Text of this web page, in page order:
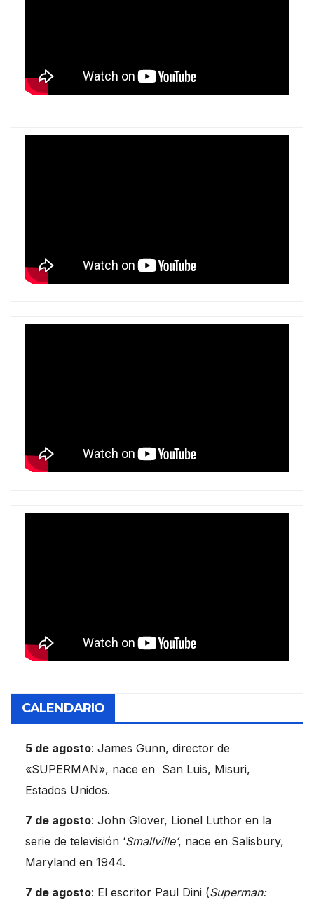
CALENDARIO
5 de agosto: James Gunn, director de
«SUPERMAN», nace en San Luis, Misuri,
Estados Unidos.
7 de agosto: John Glover, Lionel Luthor en la
serie de televisión ‘Smallville’, nace en Salisbury,
Maryland en 1944.
7 de agosto: El escritor Paul Dini (Superman: